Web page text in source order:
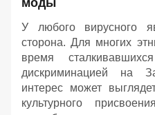
У любого вирусного
сторона. Для многих
время
дискриминацией на
интерес может
культурного